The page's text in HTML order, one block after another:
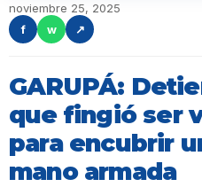
noviembre 25, 2025
f
w ↗
GARUPÁ:
que fingió ser
para encubrir
mano armada